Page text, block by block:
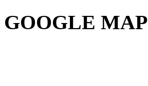
GOOGLE MAP